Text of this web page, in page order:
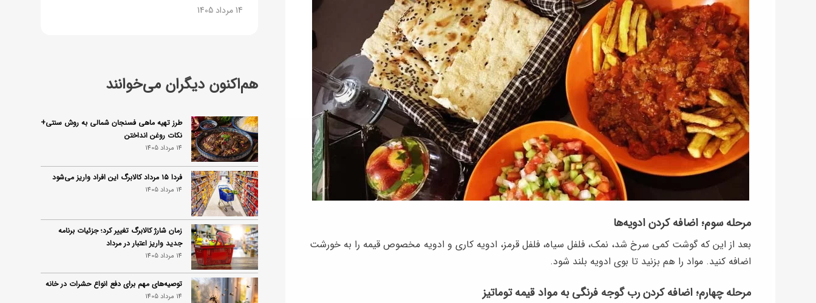
مرحله سوم؛ اضافه کردن ادویه‌ها
بعد از این که گوشت کمی سرخ شد، نمک، فلفل سیاه، فلفل قرمز، ادویه کاری و ادویه مخصوص قیمه را به خورشت
اضافه کنید. مواد را هم بزنید تا بوی ادویه بلند شود.
مرحله چهارم؛ اضافه کردن رب گوجه فرنگی به مواد قیمه توماتیز
14 مرداد 1405
هم‌اکنون دیگران می‌خوانند
طرز تهیه ماهی فسنجان شمالی به روش سنتی+
نکات روغن انداختن
14 مرداد 1405
فردا ۱۵ مرداد کالابرگ این افراد واریز می‌شود
14 مرداد 1405
زمان شارژ کالابرگ تغییر کرد؛ جزئیات برنامه
جدید واریز اعتبار در مرداد
14 مرداد 1405
توصیه‌های مهم برای دفع انواع حشرات در خانه
14 مرداد 1405